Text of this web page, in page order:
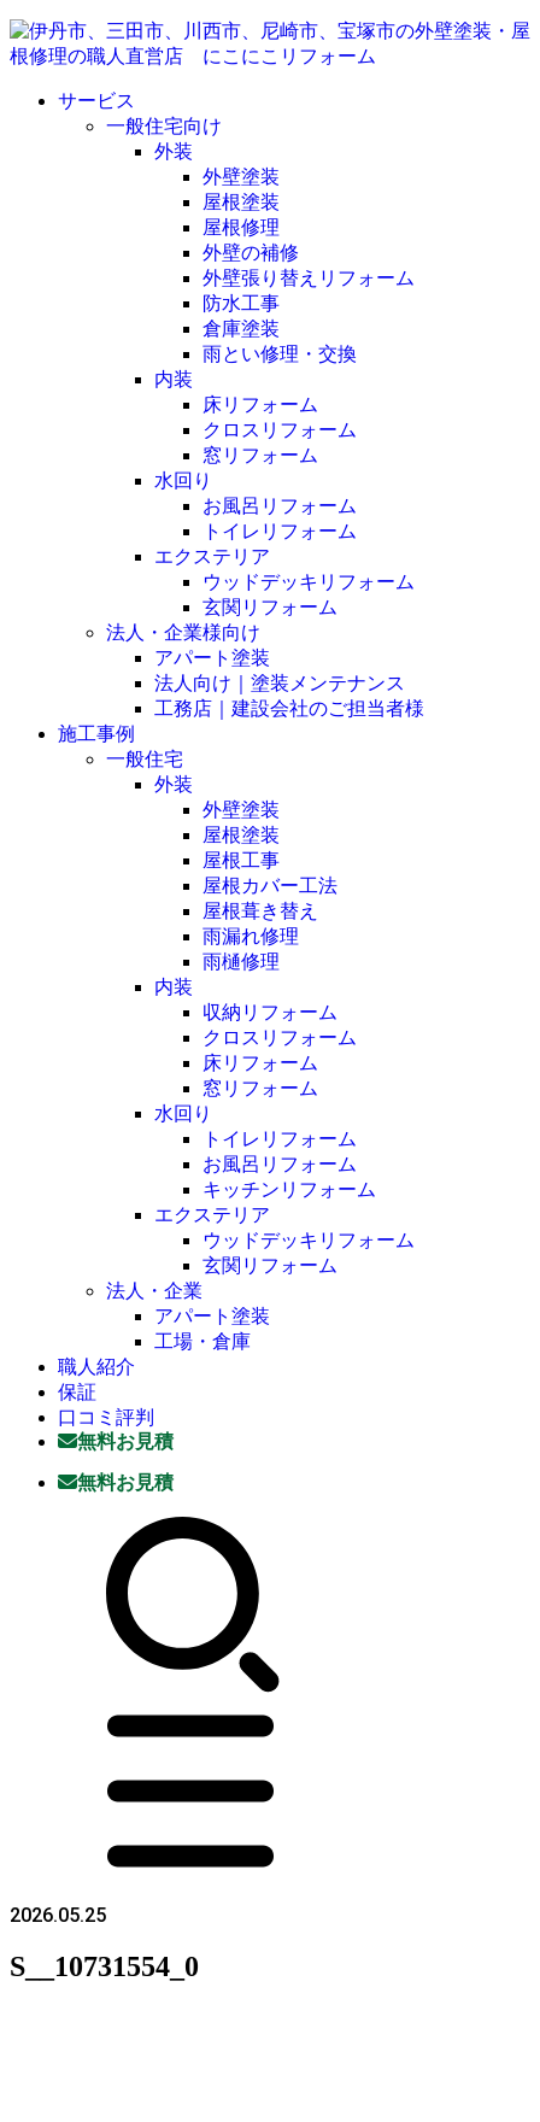
サービス
一般住宅向け
外装
外壁塗装
屋根塗装
屋根修理
外壁の補修
外壁張り替えリフォーム
防水工事
倉庫塗装
雨とい修理・交換
内装
床リフォーム
クロスリフォーム
窓リフォーム
水回り
お風呂リフォーム
トイレリフォーム
エクステリア
ウッドデッキリフォーム
玄関リフォーム
法人・企業様向け
アパート塗装
法人向け｜塗装メンテナンス
工務店｜建設会社のご担当者様
施工事例
一般住宅
外装
外壁塗装
屋根塗装
屋根工事
屋根カバー工法
屋根葺き替え
雨漏れ修理
雨樋修理
内装
収納リフォーム
クロスリフォーム
床リフォーム
窓リフォーム
水回り
トイレリフォーム
お風呂リフォーム
キッチンリフォーム
エクステリア
ウッドデッキリフォーム
玄関リフォーム
法人・企業
アパート塗装
工場・倉庫
職人紹介
保証
口コミ評判
無料お見積
無料お見積
2026.05.25
S__10731554_0